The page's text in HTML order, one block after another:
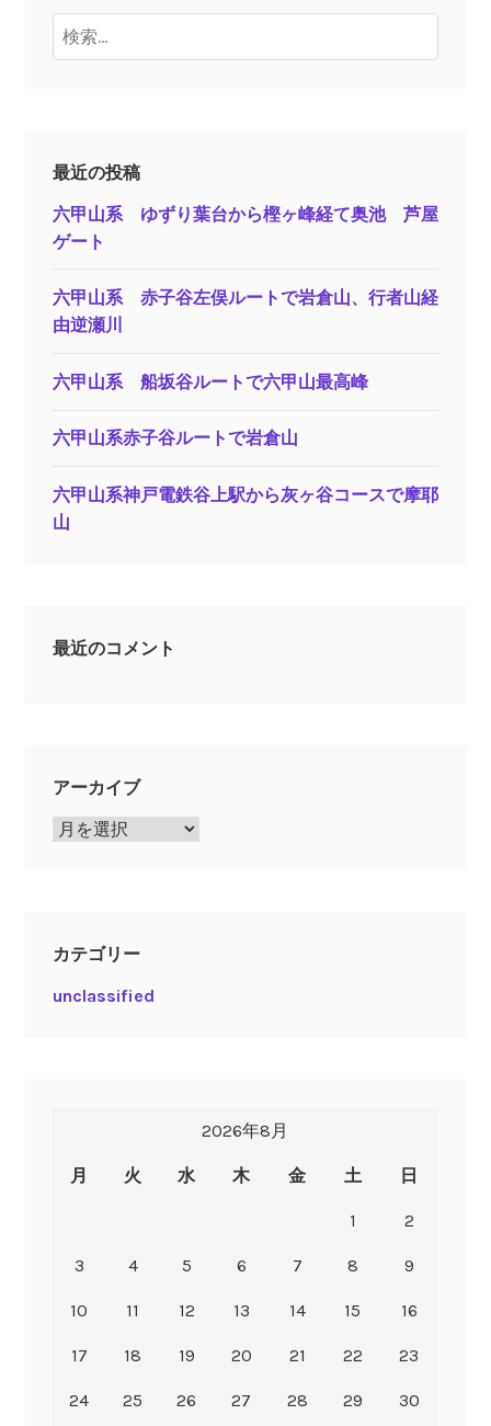
検
索:
最近の投稿
六甲山系 ゆずり葉台から樫ヶ峰経て奥池 芦屋
ゲート
六甲山系 赤子谷左俣ルートで岩倉山、行者山経
由逆瀬川
六甲山系 船坂谷ルートで六甲山最高峰
六甲山系赤子谷ルートで岩倉山
六甲山系神戸電鉄谷上駅から灰ヶ谷コースで摩耶
山
最近のコメント
アーカイブ
ア
カテゴリー
unclassified
2026年8月
月 火 水 木 金 土 日
1 2
3 4 5 6 7 8 9
10 11 12 13 14 15 16
17 18 19 20 21 22 23
24 25 26 27 28 29 30